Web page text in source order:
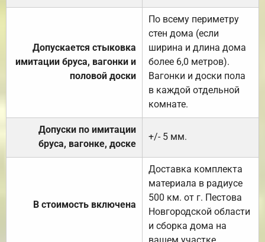
Допускается стыковка
имитации бруса, вагонки и
половой доски
По всему периметру
стен дома (если
ширина и длина дома
более 6,0 метров).
Вагонки и доски пола
в каждой отдельной
комнате.
Допуски по имитации
бруса, вагонке, доске
+/- 5 мм.
В стоимость включена
Доставка комплекта
материала в радиусе
500 км. от г. Пестова
Новгородской области
и сборка дома на